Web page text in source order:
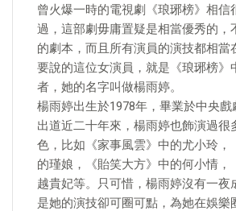
曾火爆一時的電視劇《琅琊榜》相信
過，這部劇毋庸置疑是相當優秀的，
的劇本，而且所有演員的演技都相當
要說的這位女演員，就是《琅琊榜》
者，她的名字叫做楊雨婷。
楊雨婷出生於1978年，畢業於中央戲
出道近二十年來，楊雨婷也飾演過很
色，比如《家事風雲》中的尤小玲，
的瑾娘，《貽笑大方》中的何小情，
越貴妃等。只可惜，楊雨婷沒有一夜
是她的演技卻可圈可點，為她在娛樂